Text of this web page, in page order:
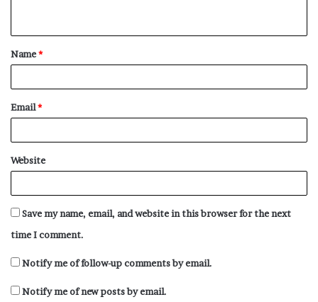
t
*
Name*
Email*
Website
Save my name, email, and website in this browser for the next
time I comment.
Notify me of follow-up comments by email.
Notify me of new posts by email.